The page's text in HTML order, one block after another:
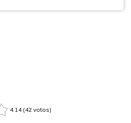
4.14 (42 votos)